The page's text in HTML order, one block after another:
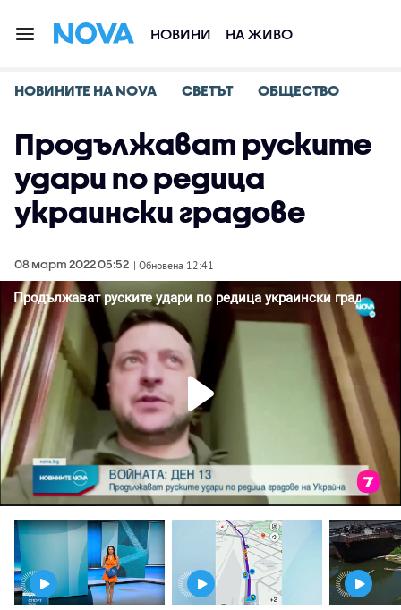
НОВИНИ НА ЖИВО
НОВИНИТЕ НА NOVA СВЕТЪТ ОБЩЕСТВО
Продължават руските
удари по редица
украински градове
08 март 2022 05:52 | Обновена 12:41